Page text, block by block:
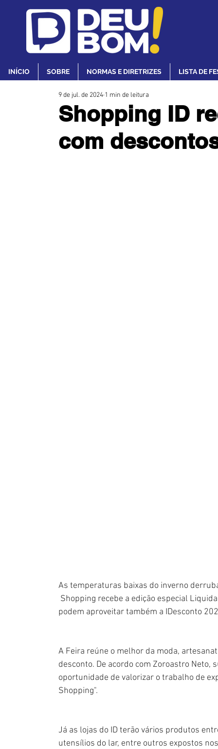
INÍCIO SOBRE NORMAS E DIRETRIZES LISTA DE
Shopping ID
com
9 de jul. de 2024 1 min de leitura
As temperaturas baixas do inverno
Shopping recebe a edição especial
podem aproveitar também a IDesconto
A Feira reúne o melhor da moda,
desconto. De acordo com Zoroastro
oportunidade de valorizar o trabalho de
Shopping".
Já as lojas do ID terão vários produtos
utensílios do lar, entre outros expostos